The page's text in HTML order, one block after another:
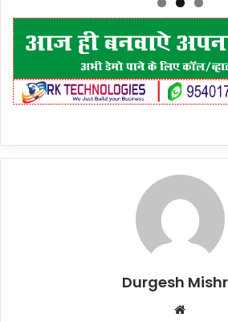
Durgesh
Website